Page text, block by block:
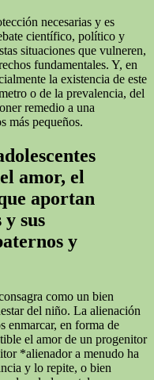
necesarias y es
científico, político y
situaciones que vulneren,
fundamentales. Y, en
la existencia de este
o de la prevalencia, del
remedio a una
más pequeños.
amor, el
aportan
y sus
y
como un bien
del niño. La alienación
enmarcar, en forma de
el amor de un progenitor
*alienador a menudo ha
y lo repite, o bien